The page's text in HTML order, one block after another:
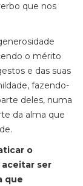
que nos
o mérito
e das suas
fazendo-
deles, numa
da alma que
o
ser
que